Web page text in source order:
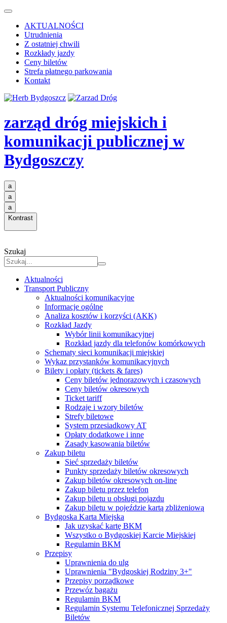
AKTUALNOŚCI
Utrudnienia
Z ostatniej chwili
Rozkłady jazdy
Ceny biletów
Strefa płatnego parkowania
Kontakt
zarząd dróg miejskich i
komunikacji publicznej w
Bydgoszczy
a
a
a
Kontrast
Szukaj
Aktualności
Transport Publiczny
Aktualności komunikacyjne
Informacje ogólne
Analiza kosztów i korzyści (AKK)
Rozkład Jazdy
Wybór linii komunikacyjnej
Rozkład jazdy dla telefonów komórkowych
Schematy sieci komunikacji miejskiej
Wykaz przystanków komunikacyjnych
Bilety i opłaty (tickets & fares)
Ceny biletów jednorazowych i czasowych
Ceny biletów okresowych
Ticket tariff
Rodzaje i wzory biletów
Strefy biletowe
System przesiadkowy AT
Opłaty dodatkowe i inne
Zasady kasowania biletów
Zakup biletu
Sieć sprzedaży biletów
Punkty sprzedaży biletów okresowych
Zakup biletów okresowych on-line
Zakup biletu przez telefon
Zakup biletu u obsługi pojazdu
Zakup biletu w pojeździe kartą zbliżeniową
Bydgoska Karta Miejska
Jak uzyskać kartę BKM
Wszystko o Bydgoskiej Karcie Miejskiej
Regulamin BKM
Przepisy
Uprawnienia do ulg
Uprawnienia "Bydgoskiej Rodziny 3+"
Przepisy porządkowe
Przewóz bagażu
Regulamin BKM
Regulamin Systemu Telefonicznej Sprzedaży
Biletów